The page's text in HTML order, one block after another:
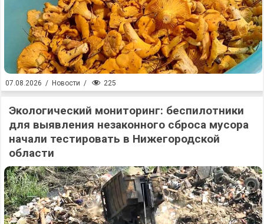
07.08.2026 / Новости / 225
Экологический мониторинг: беспилотники
для выявления незаконного сброса мусора
начали тестировать в Нижегородской
области